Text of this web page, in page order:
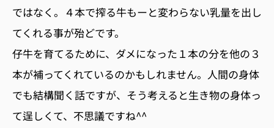
ではなく。４本で搾る牛もーと変わらない乳量を出し
てくれる事が殆どです。
仔牛を育てるために、ダメになった１本の分を他の３
本が補ってくれているのかもしれません。人間の身体
でも結構聞く話ですが、そう考えると生き物の身体っ
て逞しくて、不思議ですね^^